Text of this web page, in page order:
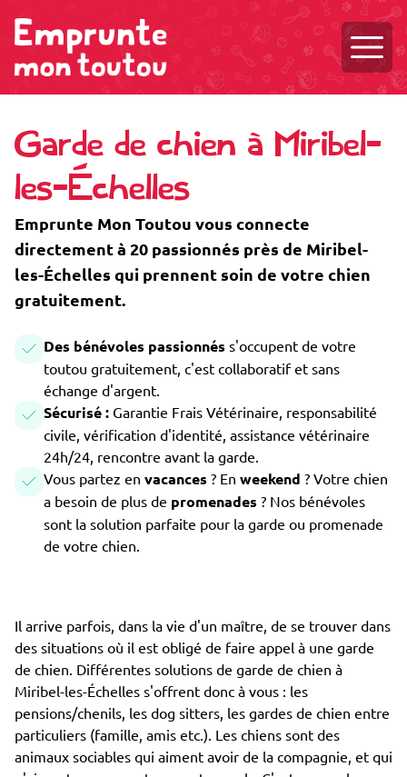
Garde de chien à Miribel-
les-Échelles
Emprunte Mon Toutou vous connecte
directement à 20 passionnés près de Miribel-
les-Échelles qui prennent soin de votre chien
gratuitement.
Des bénévoles passionnés s'occupent de votre
toutou gratuitement, c'est collaboratif et sans
échange d'argent.
Sécurisé : Garantie Frais Vétérinaire, responsabilité
civile, vérification d'identité, assistance vétérinaire
24h/24, rencontre avant la garde.
Vous partez en vacances ? En weekend ? Votre chien
a besoin de plus de promenades ? Nos bénévoles
sont la solution parfaite pour la garde ou promenade
de votre chien.
Il arrive parfois, dans la vie d'un maître, de se trouver dans
des situations où il est obligé de faire appel à une garde
de chien. Différentes solutions de garde de chien à
Miribel-les-Échelles s'offrent donc à vous : les
pensions/chenils, les dog sitters, les gardes de chien entre
particuliers (famille, amis etc.). Les chiens sont des
animaux sociables qui aiment avoir de la compagnie, et qui